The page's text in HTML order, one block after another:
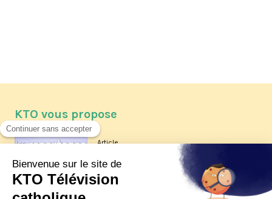
KTO vous propose
Article
Les reportages d'été 2026 de KTO